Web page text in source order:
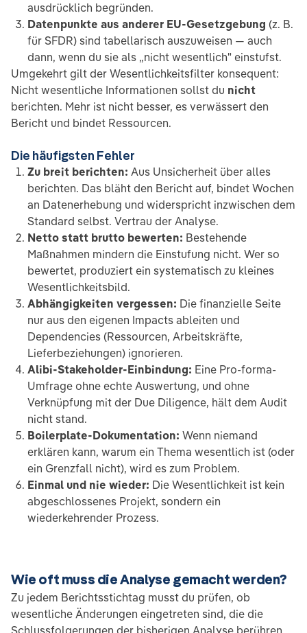
ausdrücklich begründen.
Datenpunkte aus anderer EU-Gesetzgebung (z. B.
für SFDR) sind tabellarisch auszuweisen — auch
dann, wenn du sie als „nicht wesentlich" einstufst.
Umgekehrt gilt der Wesentlichkeitsfilter konsequent:
Nicht wesentliche Informationen sollst du nicht
berichten. Mehr ist nicht besser, es verwässert den
Bericht und bindet Ressourcen.
Die häufigsten Fehler
Zu breit berichten: Aus Unsicherheit über alles
berichten. Das bläht den Bericht auf, bindet Wochen
an Datenerhebung und widerspricht inzwischen dem
Standard selbst. Vertrau der Analyse.
Netto statt brutto bewerten: Bestehende
Maßnahmen mindern die Einstufung nicht. Wer so
bewertet, produziert ein systematisch zu kleines
Wesentlichkeitsbild.
Abhängigkeiten vergessen: Die finanzielle Seite
nur aus den eigenen Impacts ableiten und
Dependencies (Ressourcen, Arbeitskräfte,
Lieferbeziehungen) ignorieren.
Alibi-Stakeholder-Einbindung: Eine Pro-forma-
Umfrage ohne echte Auswertung, und ohne
Verknüpfung mit der Due Diligence, hält dem Audit
nicht stand.
Boilerplate-Dokumentation: Wenn niemand
erklären kann, warum ein Thema wesentlich ist (oder
ein Grenzfall nicht), wird es zum Problem.
Einmal und nie wieder: Die Wesentlichkeit ist kein
abgeschlossenes Projekt, sondern ein
wiederkehrender Prozess.
Wie oft muss die Analyse gemacht werden?
Zu jedem Berichtsstichtag musst du prüfen, ob
wesentliche Änderungen eingetreten sind, die die
Schlussfolgerungen der bisherigen Analyse berühren